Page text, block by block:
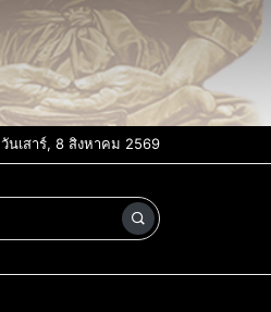
วันเสาร์, 8 สิงหาคม 2569